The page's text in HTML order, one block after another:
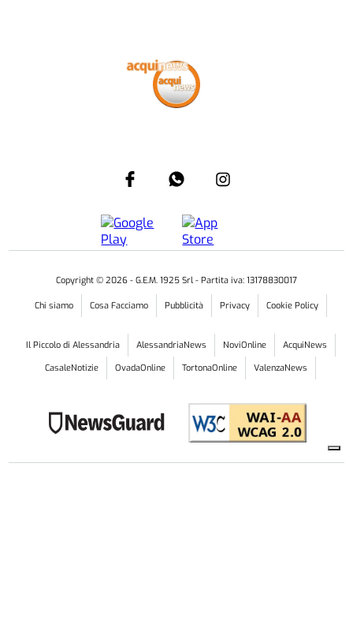
Copyright © 2026 - G.E.M. 1925 Srl - Partita iva: 13178830017
Chi siamo Cosa Facciamo Pubblicità Privacy Cookie Policy
Il Piccolo di Alessandria AlessandriaNews NoviOnline
AcquiNews
CasaleNotizie
OvadaOnline TortonaOnline ValenzaNews